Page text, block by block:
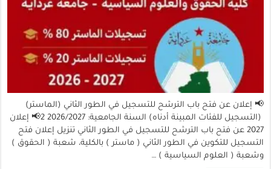
📢 إعلان عن فتح باب الترشح للتسجيل في الطور الثاني (الماستر)
(التسجيل للفئات المبينة أدناه) السنة الجامعية: 2026/2027 2📢 إعلان
2027 عن فتح باب الترشح للتسجيل في الطور الثاني تنزيل إعلان فتح
التسجيل للتكوين في الطور الثاني ( ماستر ) بالكلية، شعبة ( الحقوق )
وشعبة ( العلوم السياسية ) …